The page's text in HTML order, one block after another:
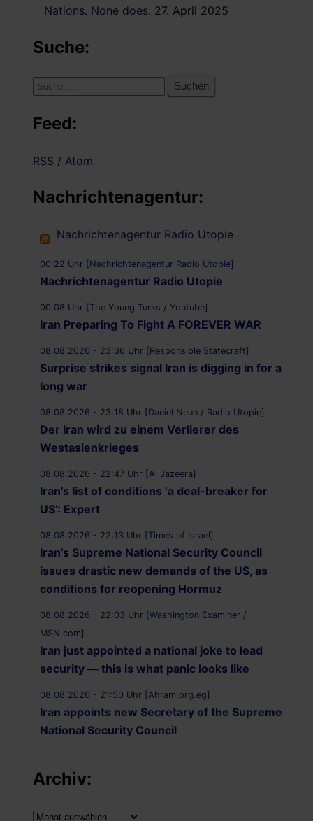
Nations. None does. 27. April 2025
Suche:
Suche
Feed:
RSS / Atom
Nachrichtenagentur:
Nachrichtenagentur Radio Utopie
00:22 Uhr [Nachrichtenagentur Radio Utopie]
Nachrichtenagentur Radio Utopie
00:08 Uhr [The Young Turks / Youtube]
Iran Preparing To Fight A FOREVER WAR
08.08.2026 - 23:36 Uhr [Responsible Statecraft]
Surprise strikes signal Iran is digging in for a
long war
08.08.2026 - 23:18 Uhr [Daniel Neun / Radio Utopie]
Der Iran wird zu einem Verlierer des
Westasienkrieges
08.08.2026 - 22:47 Uhr [Al Jazeera]
Iran’s list of conditions ‘a deal-breaker for
US’: Expert
08.08.2026 - 22:13 Uhr [Times of Israel]
Iran’s Supreme National Security Council
issues drastic new demands of the US, as
conditions for reopening Hormuz
08.08.2026 - 22:03 Uhr [Washington Examiner /
MSN.com]
Iran just appointed a national joke to lead
security — this is what panic looks like
08.08.2026 - 21:50 Uhr [Ahram.org.eg]
Iran appoints new Secretary of the Supreme
National Security Council
Vessel struck off coast of Oman: UKMTO
Saudi Arabia strongly condemns Iranian
Archiv:
Archiv: